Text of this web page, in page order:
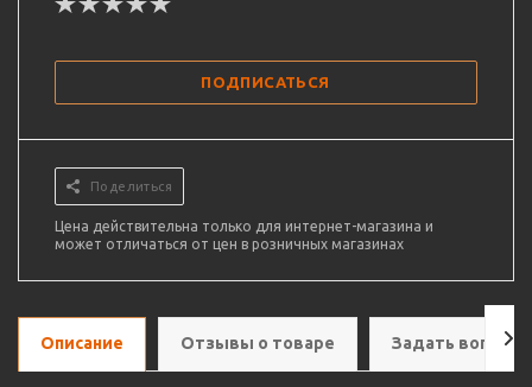
ПОДПИСАТЬСЯ
Поделиться
Цена действительна только для интернет-магазина и
может отличаться от цен в розничных магазинах
Описание Отзывы о товаре Задать вопрос